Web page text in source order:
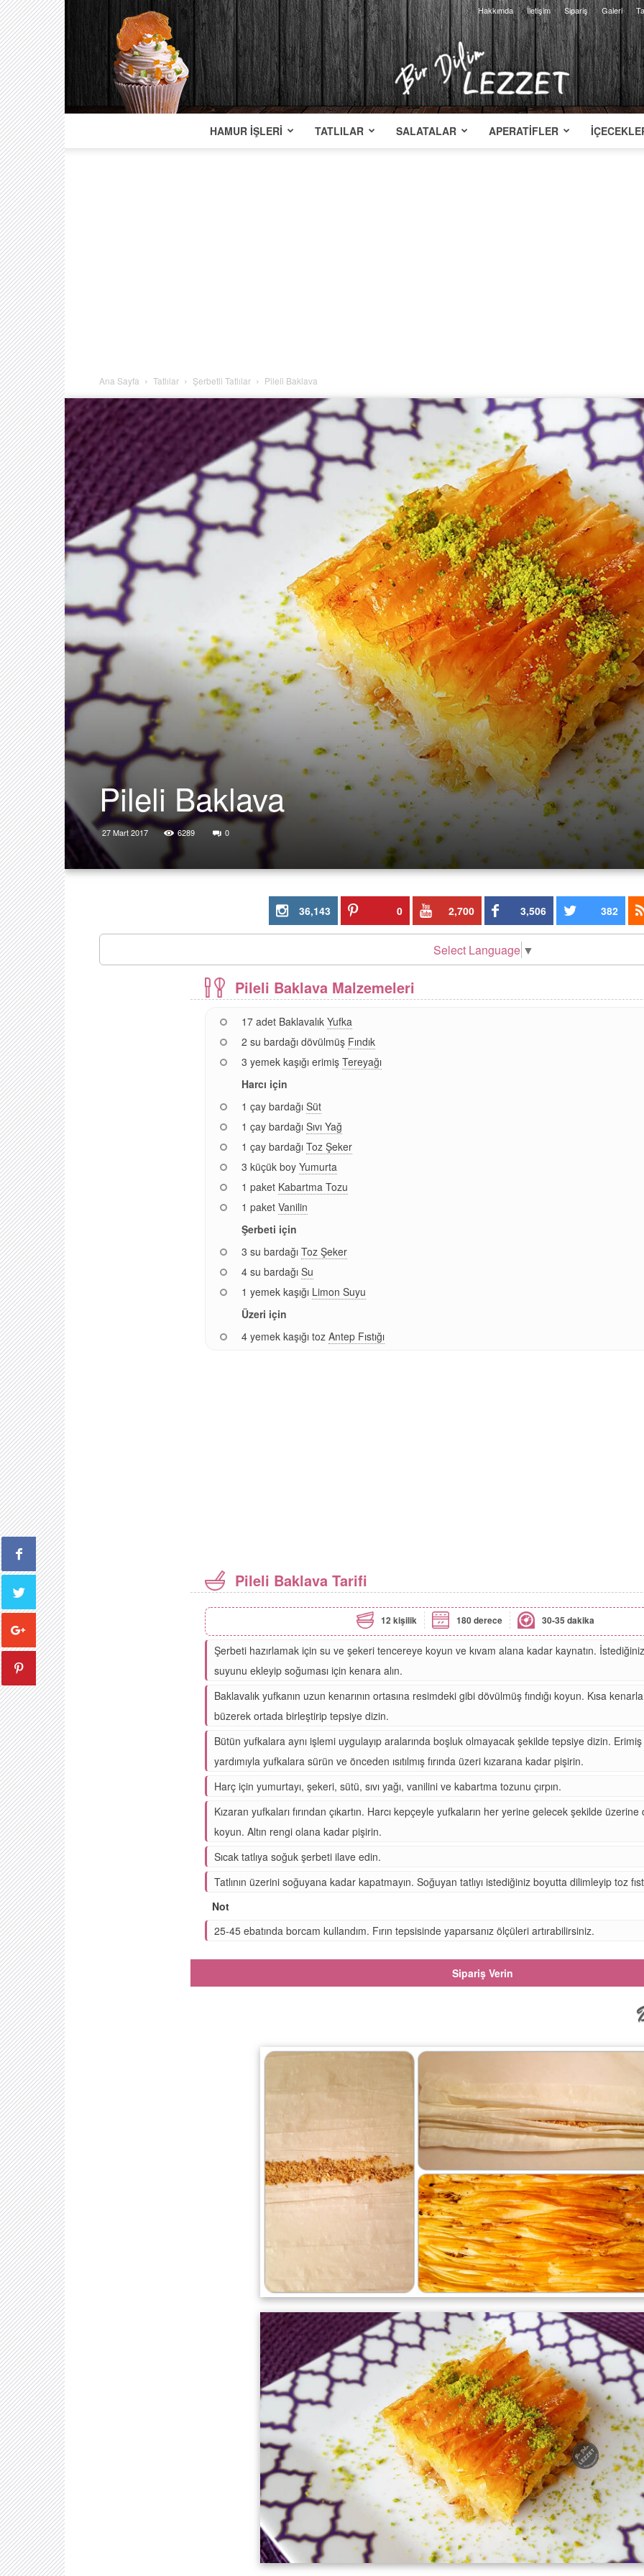
Hakkımda İletişim Sipariş Galeri
HAMUR İŞLERI TATLILAR SALATALAR APERATIFLER
Ana Sayfa Tatlılar Şerbetli Tatlılar Pileli Baklava
Pileli Baklava
27 Mart 2017 6289 0
36,143 0 2,700 3,506 382
Select Language ▼
Pileli Baklava Malzemeleri
17 adet Baklavalık Yufka
2 su bardağı dövülmüş Fındık
3 yemek kaşığı erimiş Tereyağı
Harcı için
1 çay bardağı Süt
1 çay bardağı Sıvı Yağ
1 çay bardağı Toz Şeker
3 küçük boy Yumurta
1 paket Kabartma Tozu
1 paket Vanilin
Şerbeti için
3 su bardağı Toz Şeker
4 su bardağı Su
1 yemek kaşığı Limon Suyu
Üzeri için
4 yemek kaşığı toz Antep Fıstığı
Pileli Baklava Tarifi
12 kişilik 180 derece 30-35 dakika
Şerbeti hazırlamak için su ve şekeri tencereye koyun ve kıvam alana kadar kaynatın.
suyunu ekleyip soğuması için kenara alın.
Baklavalık yufkanın uzun kenarının ortasına resimdeki gibi dövülmüş fındığı koyun. Kısa
büzerek ortada birleştirip tepsiye dizin.
Bütün yufkalara aynı işlemi uygulayıp aralarında boşluk olmayacak şekilde tepsiye dizin. Erimiş
yardımıyla yufkalara sürün ve önceden ısıtılmış fırında üzeri kızarana kadar pişirin.
Harç için yumurtayı, şekeri, sütü, sıvı yağı, vanilini ve kabartma tozunu çırpın.
Kızaran yufkaları fırından çıkartın. Harcı kepçeyle yufkaların her yerine gelecek şekilde üzerine
koyun. Altın rengi olana kadar pişirin.
Sıcak tatlıya soğuk şerbeti ilave edin.
Tatlının üzerini soğuyana kadar kapatmayın. Soğuyan tatlıyı istediğiniz boyutta dilimleyip toz
Not
25-45 ebatında borcam kullandım. Fırın tepsisinde yaparsanız ölçüleri artırabilirsiniz.
Sipariş Verin